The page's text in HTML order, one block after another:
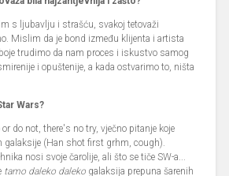
s ljubavlju i strašću, svakoj tetovaži
Mislim da je bond između klijenta i artista
trudimo da nam proces i iskustvo samog
i opuštenije, a kada ostvarimo to, ništa
Wars?
do not, there's no try, vječno pitanje koje
galaksije (Han shot first grhm, cough).
nosi svoje čarolije, ali što se tiče SW-a...
tamo daleko daleko galaksija prepuna šarenih